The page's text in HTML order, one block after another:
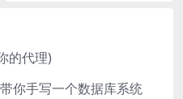
的代理)
你手写一个数据库系统